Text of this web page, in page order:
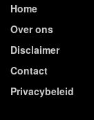
Home
Over ons
Disclaimer
Contact
Privacybeleid